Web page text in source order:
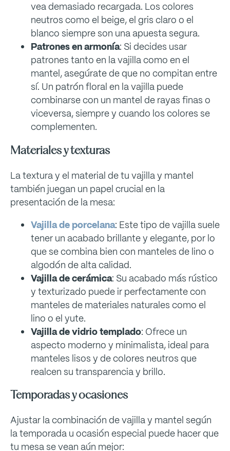
vea demasiado recargada. Los colores
neutros como el beige, el gris claro o el
blanco siempre son una apuesta segura.
Patrones en armonía: Si decides usar
patrones tanto en la vajilla como en el
mantel, asegúrate de que no compitan entre
sí. Un patrón floral en la vajilla puede
combinarse con un mantel de rayas finas o
viceversa, siempre y cuando los colores se
complementen.
Materiales y texturas
La textura y el material de tu vajilla y mantel
también juegan un papel crucial en la
presentación de la mesa:
Vajilla de porcelana: Este tipo de vajilla suele
tener un acabado brillante y elegante, por lo
que se combina bien con manteles de lino o
algodón de alta calidad.
Vajilla de cerámica: Su acabado más rústico
y texturizado puede ir perfectamente con
manteles de materiales naturales como el
lino o el yute.
Vajilla de vidrio templado: Ofrece un
aspecto moderno y minimalista, ideal para
manteles lisos y de colores neutros que
realcen su transparencia y brillo.
Temporadas y ocasiones
Ajustar la combinación de vajilla y mantel según
la temporada u ocasión especial puede hacer que
tu mesa se vean aún mejor: